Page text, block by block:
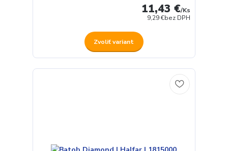
11,43 €/Ks
9,29 €bez DPH
Zvoliť variant